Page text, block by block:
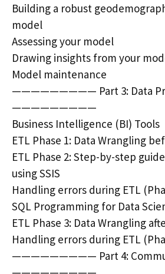
Building a robust
model
Assessing your model
Drawing insights from your
Model maintenance
————————— Part 3: Data
—————————
Business Intelligence (BI) Tools
ETL Phase 1: Data Wrangling
ETL Phase 2: Step-by-step
using SSIS
Handling errors during ETL
SQL Programming for Data
ETL Phase 3: Data Wrangling
Handling errors during ETL
————————— Part 4: